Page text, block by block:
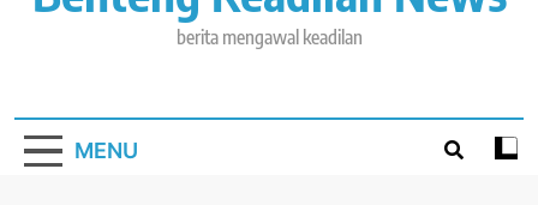
berita mengawal keadilan
MENU